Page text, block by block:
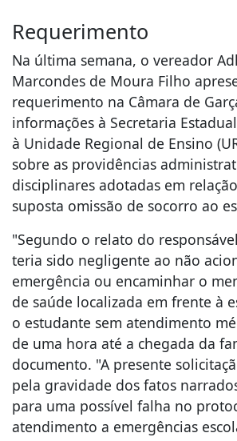
Requerimento
Na última semana, o vereador
Marcondes de Moura Filho
requerimento na Câmara de
informações à Secretaria
à Unidade Regional de Ensino
sobre as providências
disciplinares adotadas em
suposta omissão de socorro ao
"Segundo o relato do
teria sido negligente ao não
emergência ou encaminhar o
de saúde localizada em frente à
o estudante sem atendimento
de uma hora até a chegada da
documento. "A presente
pela gravidade dos fatos
para uma possível falha no
atendimento a emergências